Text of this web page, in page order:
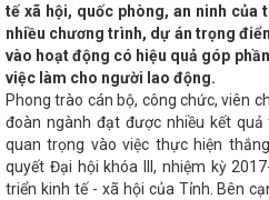
Sớm hoàn thành đề án bỏ thanh
sản phẩm công nghiệp nông
Tĩnh phê duyệt Chương trình
hướng kinh tế xanh và chuyển
thanh và Truyền hình Hà Tĩnh)
2025: Khẳng định bản sắc, nâng
tử tại Hà Tĩnh
Hợp tác phát triển
phía Bắc, Bắc Trung Bộ
10
trương đại lý xe tại Hà Tĩnh
HÀ
VỀ SẢN XUẤT VÀ TIÊU DÙNG BỀN
tế xã hội, quốc phòng, an ninh của
nhiều chương trình, dự án trọng
vào hoạt động có hiệu quả góp
việc làm cho người lao động.
Phong trào cán bộ, công chức, viên
đoàn ngành đạt được nhiều kết
quan trọng vào việc thực hiện
quyết Đại hội khóa III, nhiệm kỳ
triển kinh tế - xã hội của Tỉnh. Bên